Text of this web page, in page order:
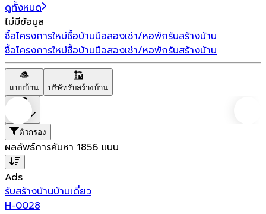
ดูทั้งหมด
ไม่มีข้อมูล
ซื้อโครงการใหม่ซื้อบ้านมือสองเช่า/หอพักรับสร้างบ้าน
ซื้อโครงการใหม่ซื้อบ้านมือสองเช่า/หอพักรับสร้างบ้าน
แบบบ้าน บริษัทรับสร้างบ้าน
ตัวกรอง
ผลลัพธ์การค้นหา 1856 แบบ
Ads
รับสร้างบ้านบ้านเดี่ยว
H-0028